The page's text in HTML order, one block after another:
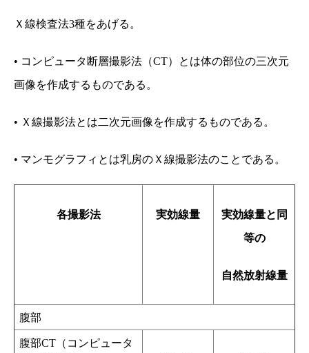
Ｘ線検査法3種をあげる。
• コンピュータ断層撮影法（CT）とは体の部位の三次元
画像を作成するものである。
• Ｘ線撮影法とは二次元画像を作成するものである。
• マンモグラフィとは乳房のＸ線撮影法のことである。
各撮影法 実効線量
実効線量と同
等の
自然放射線量
腹部
腹部CT（コンピュータ